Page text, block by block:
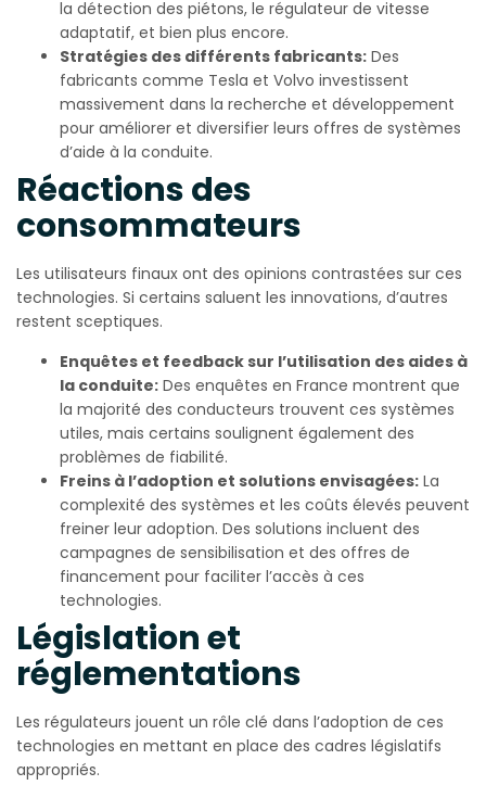
la détection des piétons, le régulateur de vitesse
adaptatif, et bien plus encore.
Stratégies des différents fabricants: Des
fabricants comme Tesla et Volvo investissent
massivement dans la recherche et développement
pour améliorer et diversifier leurs offres de systèmes
d’aide à la conduite.
Réactions des
consommateurs
Les utilisateurs finaux ont des opinions contrastées sur ces
technologies. Si certains saluent les innovations, d’autres
restent sceptiques.
Enquêtes et feedback sur l’utilisation des aides à
la conduite: Des enquêtes en France montrent que
la majorité des conducteurs trouvent ces systèmes
utiles, mais certains soulignent également des
problèmes de fiabilité.
Freins à l’adoption et solutions envisagées: La
complexité des systèmes et les coûts élevés peuvent
freiner leur adoption. Des solutions incluent des
campagnes de sensibilisation et des offres de
financement pour faciliter l’accès à ces
technologies.
Législation et
réglementations
Les régulateurs jouent un rôle clé dans l’adoption de ces
technologies en mettant en place des cadres législatifs
appropriés.